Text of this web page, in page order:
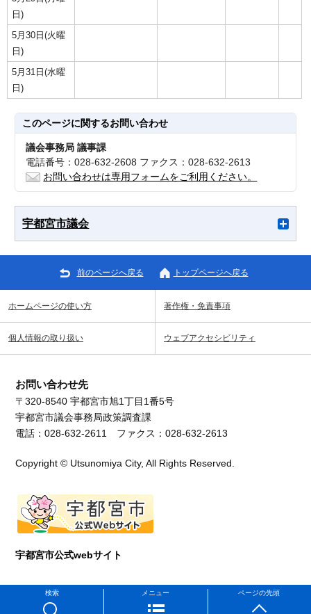
日)
5月30日(火曜
日)
5月31日(水曜
日)
このページに関するお問い合わせ
議会事務局 議事課
電話番号：028-632-2608 ファクス：028-632-2613
お問い合わせは専用フォームをご利用ください。
宇都宮市議会
前のページへ戻る トップページへ戻る
検索 メニュー ページの先頭
ホームページの使い方 著作権・免責事項
個人情報の取り扱い ウェブアクセシビリティ
お問い合わせ先
〒320-8540 宇都宮市旭1丁目1番5号
宇都宮市議会事務局政策調査課
電話：028-632-2611 ファクス：028-632-2613
Copyright © Utsunomiya City, All Rights Reserved.
宇都宮市公式webサイト